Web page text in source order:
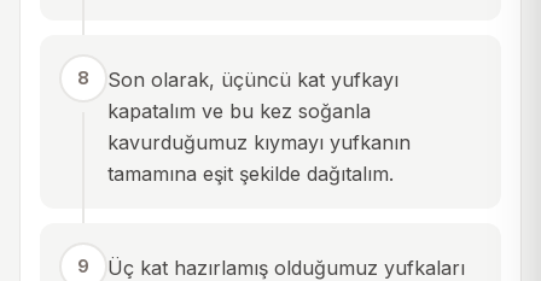
8
Son olarak, üçüncü kat yufkayı
kapatalım ve bu kez soğanla
kavurduğumuz kıymayı yufkanın
tamamına eşit şekilde dağıtalım.
9
Üç kat hazırlamış olduğumuz yufkaları